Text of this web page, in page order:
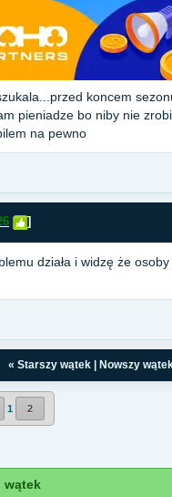
koncem
pieniadze bo niby nie
na pewno
]
działa i widzę że
« Starszy wątek Nowszy
1 2
wątek